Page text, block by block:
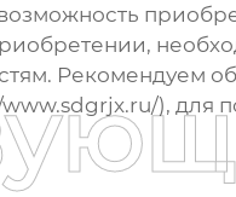
), для